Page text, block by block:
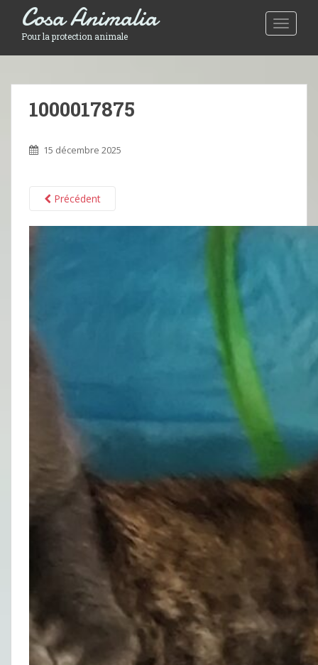
Toggle
Cosa Animalia
Pour la protection animale
1000017875
15 décembre 2025
Précédent